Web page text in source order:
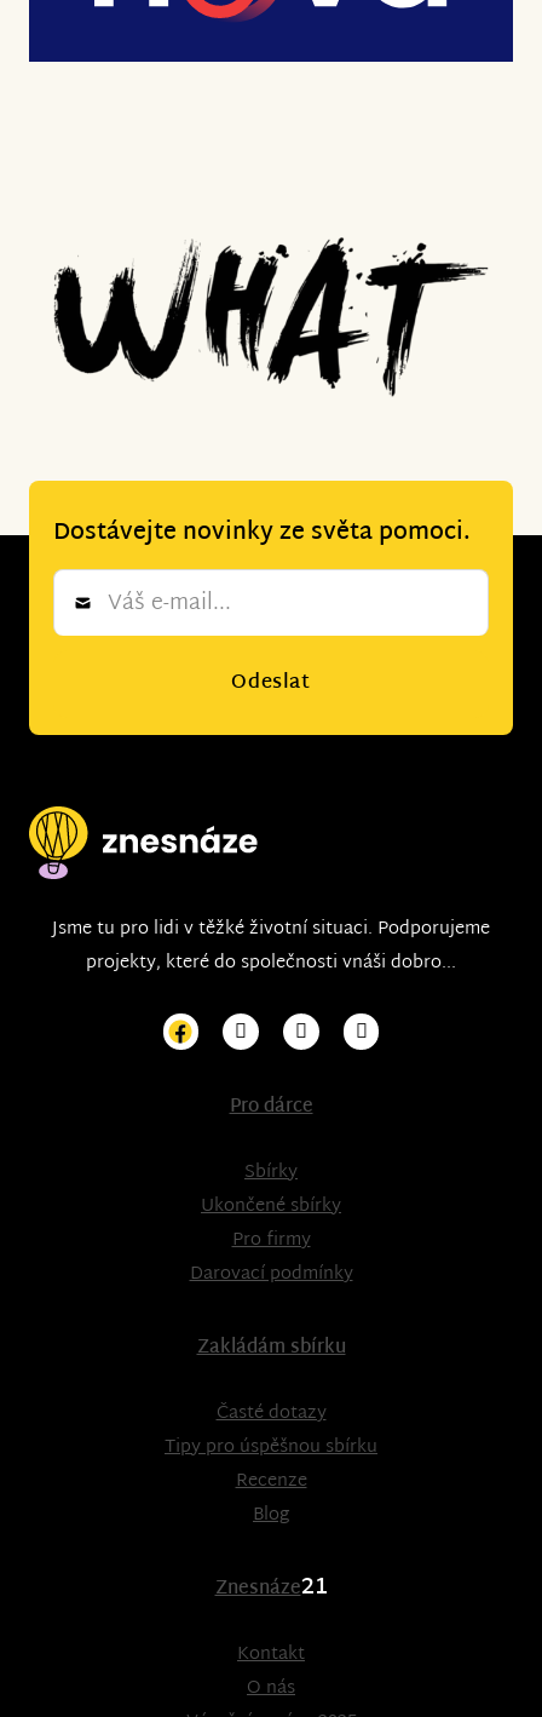
Dostávejte novinky ze světa pomoci.
Newsletter
Odeslat
Jsme tu pro lidi v těžké životní situaci. Podporujeme
projekty, které do společnosti vnáši dobro...
Pro dárce
Sbírky
Ukončené sbírky
Pro firmy
Darovací podmínky
Zakládám sbírku
Časté dotazy
Tipy pro úspěšnou sbírku
Recenze
Blog
Znesnáze21
Kontakt
O nás